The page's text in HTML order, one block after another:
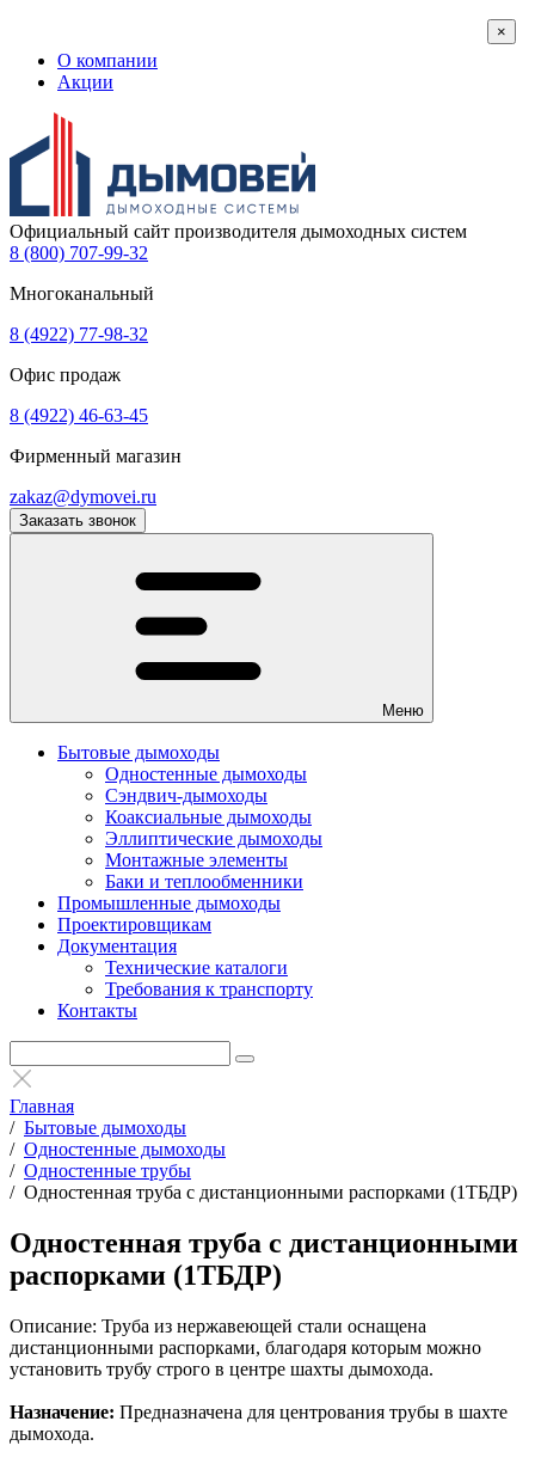
О компании
Акции
Официальный сайт производителя дымоходных систем
8 (800) 707-99-32
Многоканальный
8 (4922) 77-98-32
Офис продаж
8 (4922) 46-63-45
Фирменный магазин
zakaz@dymovei.ru
Заказать звонок
Меню
Бытовые дымоходы
Одностенные дымоходы
Сэндвич-дымоходы
Коаксиальные дымоходы
Эллиптические дымоходы
Монтажные элементы
Баки и теплообменники
Промышленные дымоходы
Проектировщикам
Документация
Технические каталоги
Требования к транспорту
Контакты
Главная
/ Бытовые дымоходы
/ Одностенные дымоходы
/ Одностенные трубы
/ Одностенная труба с дистанционными распорками (1ТБДР)
Одностенная труба с дистанционными
распорками (1ТБДР)
Описание: Труба из нержавеющей стали оснащена
дистанционными распорками, благодаря которым можно
установить трубу строго в центре шахты дымохода.
Назначение: Предназначена для центрования трубы в шахте
дымохода.
×